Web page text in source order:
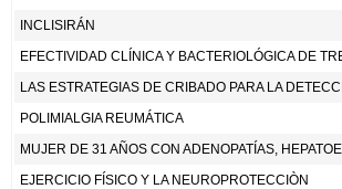
INCLISIRÁN
POLIMIALGIA REUMÁTICA
EJERCICIO FÍSICO Y LA NEUROPROTECCIÒN